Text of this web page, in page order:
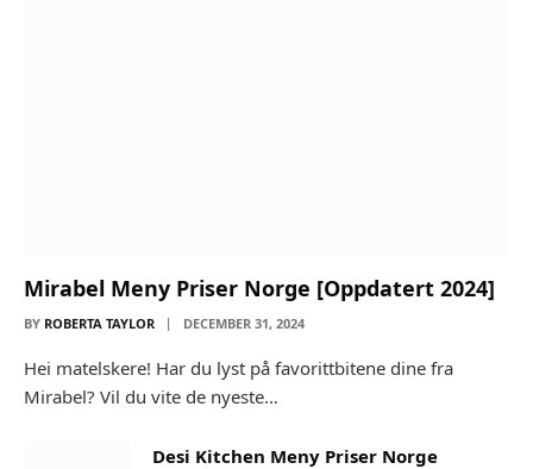
Mirabel Meny Priser Norge [Oppdatert 2024]
BY ROBERTA TAYLOR DECEMBER 31, 2024
Hei matelskere! Har du lyst på favorittbitene dine fra
Mirabel? Vil du vite de nyeste…
Desi Kitchen Meny Priser Norge